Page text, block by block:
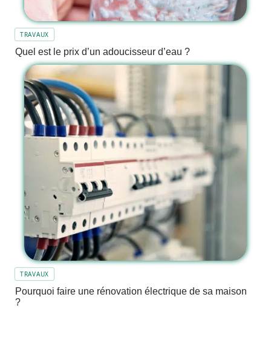
TRAVAUX
Quel est le prix d’un adoucisseur d’eau ?
TRAVAUX
Pourquoi faire une rénovation électrique de sa maison
?